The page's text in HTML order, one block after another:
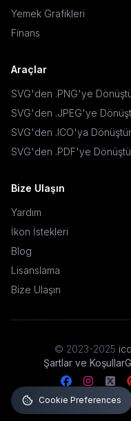
Yemek Grafikleri
Finans
Araçlar
SVG'den .PNG'ye
SVG'den .JPEG'ye
SVG'den .ICO'ya
SVG'den .PDF'ye
Bize Ulaşın
Yardım
İkon İstekleri
Blog
Lisanslama
Bize Ulaşın
© 2023-2025
Şartlar ve Koşullar
Cookie Preferences